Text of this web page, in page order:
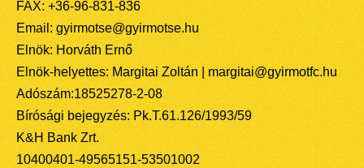
FAX: +36-96-831-836
Email: gyirmotse@gyirmotse.hu
Elnök: Horváth Ernő
Elnök-helyettes: Margitai Zoltán | margitai@gyirmotfc.hu
Adószám:18525278-2-08
Bírósági bejegyzés: Pk.T.61.126/1993/59
K&H Bank Zrt.
10400401-49565151-53501002